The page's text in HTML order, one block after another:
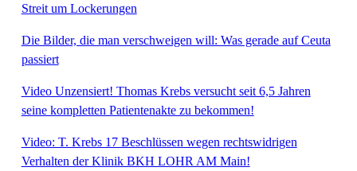
Streit um Lockerungen
Die Bilder, die man verschweigen will: Was gerade auf Ceuta
passiert
Video Unzensiert! Thomas Krebs versucht seit 6,5 Jahren
seine kompletten Patientenakte zu bekommen!
Video: T. Krebs 17 Beschlüssen wegen rechtswidrigen
Verhalten der Klinik BKH LOHR AM Main!